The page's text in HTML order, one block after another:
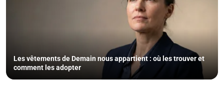
Les vêtements de Demain nous appartient : où les trouver et
comment les adopter